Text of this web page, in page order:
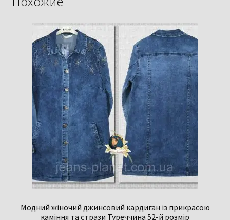
Модний жіночий джинсовий кардиган із прикрасою
каміння та стрази Туреччина 52-й розмір